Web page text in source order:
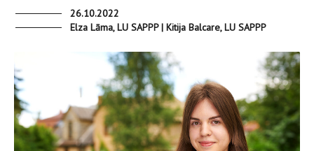
26.10.2022
Elza Lāma, LU SAPPP | Kitija Balcare, LU SAPPP